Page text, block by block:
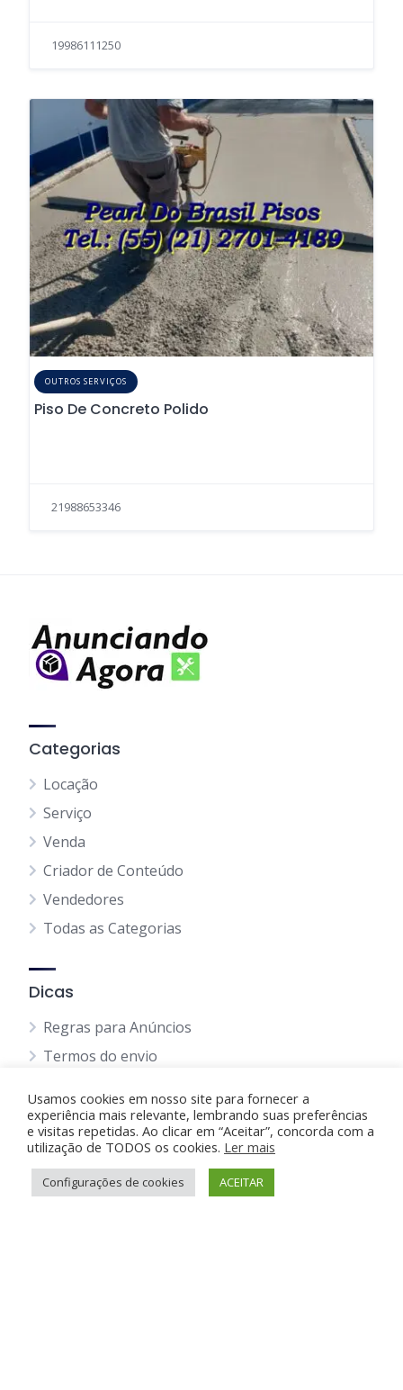
19986111250
OUTROS SERVIÇOS
Piso De Concreto Polido
21988653346
Categorias
Locação
Serviço
Venda
Criador de Conteúdo
Vendedores
Todas as Categorias
Dicas
Regras para Anúncios
Termos do envio
Política de Cookie
Blog
Usamos cookies em nosso site para fornecer a
experiência mais relevante, lembrando suas preferências
e visitas repetidas. Ao clicar em “Aceitar”, concorda com a
utilização de TODOS os cookies. Ler mais
Configurações de cookies ACEITAR